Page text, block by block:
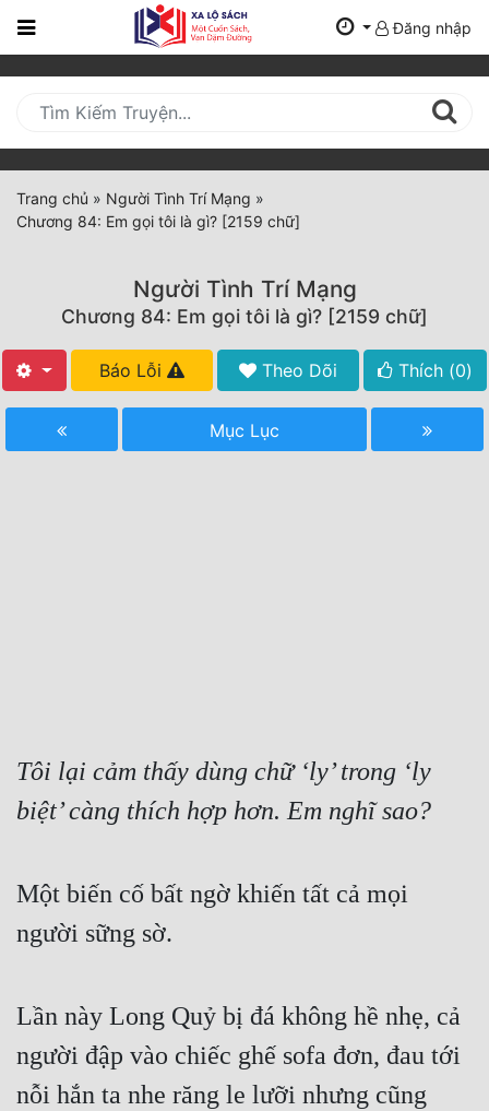
Trang
Mới
Cập
Nhật
(current)
Tất Cả
Hoàn Thành
Xa Lộ Dịch
Cạnh Kỹ
Cổ Tiên Hiệp
Dã Sử
Đăng nhập
Trang chủ » Người Tình Trí Mạng »
Chương 84: Em gọi tôi là gì? [2159 chữ]
Người Tình Trí Mạng
Chương 84: Em gọi tôi là gì? [2159 chữ]
Báo Lỗi Theo Dõi Thích (0)
Mục Lục
Tôi lại cảm thấy dùng chữ ‘ly’ trong ‘ly
biệt’ càng thích hợp hơn. Em nghĩ sao?
Một biến cố bất ngờ khiến tất cả mọi
người sững sờ.
Lần này Long Quỷ bị đá không hề nhẹ, cả
người đập vào chiếc ghế sofa đơn, đau tới
nỗi hắn ta nhe răng le lưỡi nhưng cũng